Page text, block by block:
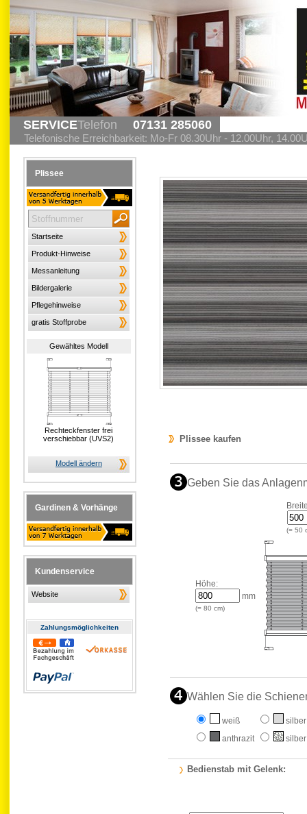
SERVICETelefon 07131 285060
Telefonische Erreichbarkeit: Mo-Fr 08.30Uhr - 12.00Uhr,
Plissee
Startseite
Produkt-Hinweise
Messanleitung
Bildergalerie
Pflegehinweise
gratis Stoffprobe
Gewähltes Modell
Rechteckfenster frei
verschiebbar (UVS2)
Modell ändern
Gardinen & Vorhänge
Kundenservice
Website
Zahlungs­möglichkeiten
Plissee kaufen
Geben Sie das
(=50
Höhe:
mm
(= 80 cm)
Wählen Sie die
weiß
silber
anthrazit
Bedienstab mit Gelenk: